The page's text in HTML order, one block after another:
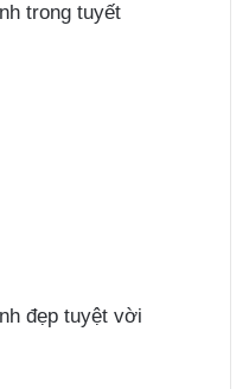
trong tuyết
đẹp tuyệt vời